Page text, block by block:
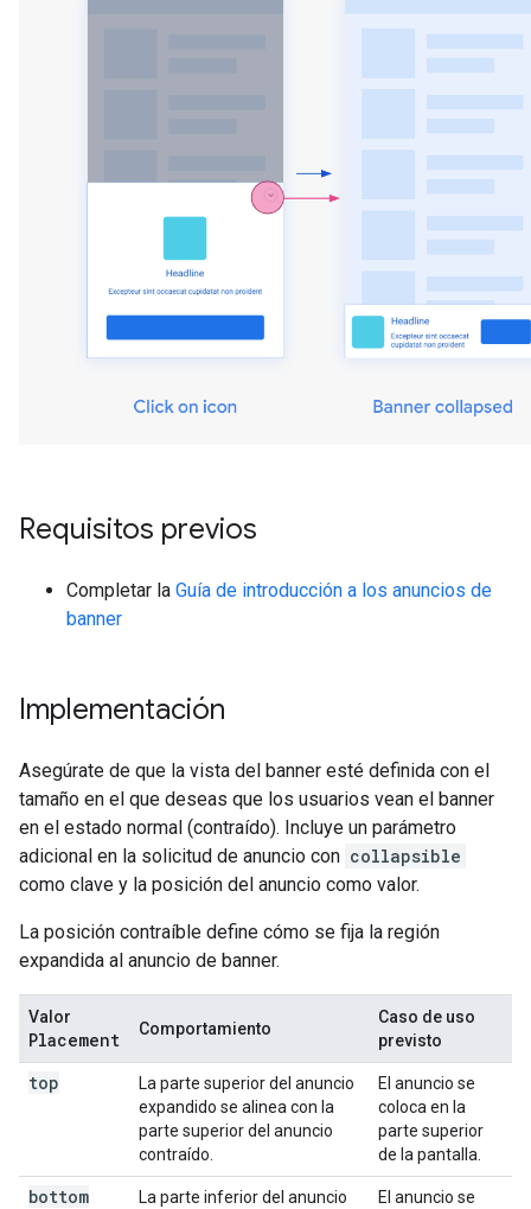
Requisitos previos
Completar la Guía de introducción a los anuncios de
banner
Implementación
Asegúrate de que la vista del banner esté definida con el
tamaño en el que deseas que los usuarios vean el banner
en el estado normal (contraído). Incluye un parámetro
adicional en la solicitud de anuncio con collapsible
como clave y la posición del anuncio como valor.
La posición contraíble define cómo se fija la región
expandida al anuncio de banner.
Valor
Placement Comportamiento
Caso de uso
previsto
top
La parte superior del anuncio
expandido se alinea con la
parte superior del anuncio
contraído.
El anuncio se
coloca en la
parte superior
de la pantalla.
bottom
La parte inferior del anuncio
El anuncio se